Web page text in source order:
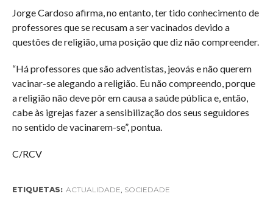
Jorge Cardoso afirma, no entanto, ter tido conhecimento de
professores que se recusam a ser vacinados devido a
questões de religião, uma posição que diz não compreender.
“Há professores que são adventistas, jeovás e não querem
vacinar-se alegando a religião. Eu não compreendo, porque
a religião não deve pôr em causa a saúde pública e, então,
cabe às igrejas fazer a sensibilização dos seus seguidores
no sentido de vacinarem-se”, pontua.
C/RCV
ETIQUETAS: ACTUALIDADE, SOCIEDADE